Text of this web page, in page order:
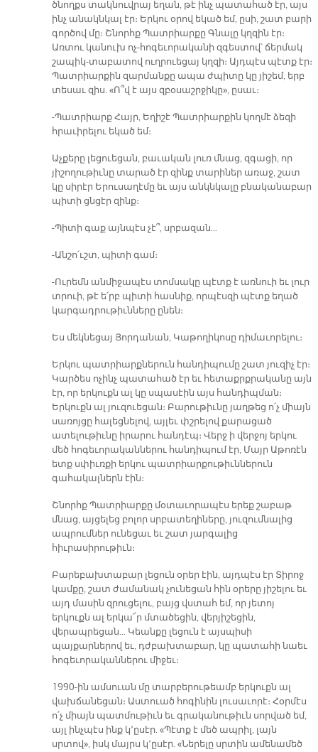
ծնողքս տակնուվրայ եղան, թէ ինչ պատահած էր, այս
ինչ անակնկալ էր։ Երկու օրով եկած եմ, ըսի, շատ բարի
գործով մը։ Շնորհք Պատրիարքը Գնալը կղզին էր։
Առտու կանուխ ոչ-հոգեւորականի զգեստով՝ ճերմակ
շապիկ-տաբատով ուղրուեցայ կղզի։ Այդպէս պէտք էր։
Պատրիարքին զարմանքը ապա ժպիտը կը յիշեմ, երբ
տեսաւ զիս. «Ո՞վ է այս զբօսաշրջիկը», ըսաւ։
-Պատրիարք Հայր, Եղիշէ Պատրիարքին կողմէ ձեզի
հրաւիրելու եկած եմ։
Աչքերը լեցուեցան, բաւական լուռ մնաց, զգացի, որ
յիշողութիւնը տարած էր զինք տարիներ առաջ, շատ
կը սիրէր Երուսաղէմը եւ այս անկնկալը բնականաբար
պիտի ցնցէր զինք։
-Պիտի գաք այնպէս չէ՞, սրբազան…
-Անշո՛ւշտ, պիտի գամ։
-Ուրեմն անմիջապէս տոմսակը պէտք է առնուի եւ լուր
տրուի, թէ ե՛րբ պիտի հասնիք, որպէսզի պէտք եղած
կարգադրութիւնները ընեն։
Ես մեկնեցայ Յորդանան, Կաթողիկոսը դիմաւորելու։
Երկու պատրիարքներուն հանդիպումը շատ յուզիչ էր։
Կարծես ոչինչ պատահած էր եւ հետաքրքրականը այն
էր, որ երկուքն ալ կը սպասէին այս հանդիպման։
Երկուքն ալ յուզուեցան։ Բարութիւնը յաղթեց ո՛չ միայն
սառոյցը հալեցնելով, այլեւ փշրելով քարացած
ատելութիւնը իրարու հանդէպ։ Վերջ ի վերջոյ երկու
մեծ հոգեւորականներու հանդիպում էր, Մայր Աթոռէն
ետք սփիւռքի երկու պատրիարքութիւններուն
գահակալներն էին։
Շնորհք Պատրիարքը մօտաւորապէս երեք շաբաթ
մնաց, այցելեց բոլոր սրբատեղիները, յուզումնալից
ապրումներ ունեցաւ եւ շատ յարգալից
հիւրասիրութիւն։
Բարեբախտաբար լեցուն օրեր էին, այդպէս էր Տիրոջ
կամքը, շատ ժամանակ չունեցան հին օրերը յիշելու եւ
այդ մասին զրուցելու, բայց վստահ եմ, որ յետոյ
երկուքն ալ երկա՜ր մտածեցին, վերյիշեցին,
վերապրեցան… Կեանքը լեցուն է այսպիսի
պայքարներով եւ, դժբախտաբար, կը պատահի նաեւ
հոգեւորականներու միջեւ։
1990-ին ամսուան մը տարբերութեամբ երկուքն ալ
վախճանեցան։ Աստուած հոգինին լուսաւորէ։ Հօրմէս
ո՛չ միայն պատմութիւն եւ գրականութիւն սորված եմ,
այլ ինչպէս ինք կ՚ըսէր. «Պէտք է մեծ ապրիլ, լայն
սրտով», իսկ մայրս կ՚ըսէր. «Ներելը սրտին ամենամեծ